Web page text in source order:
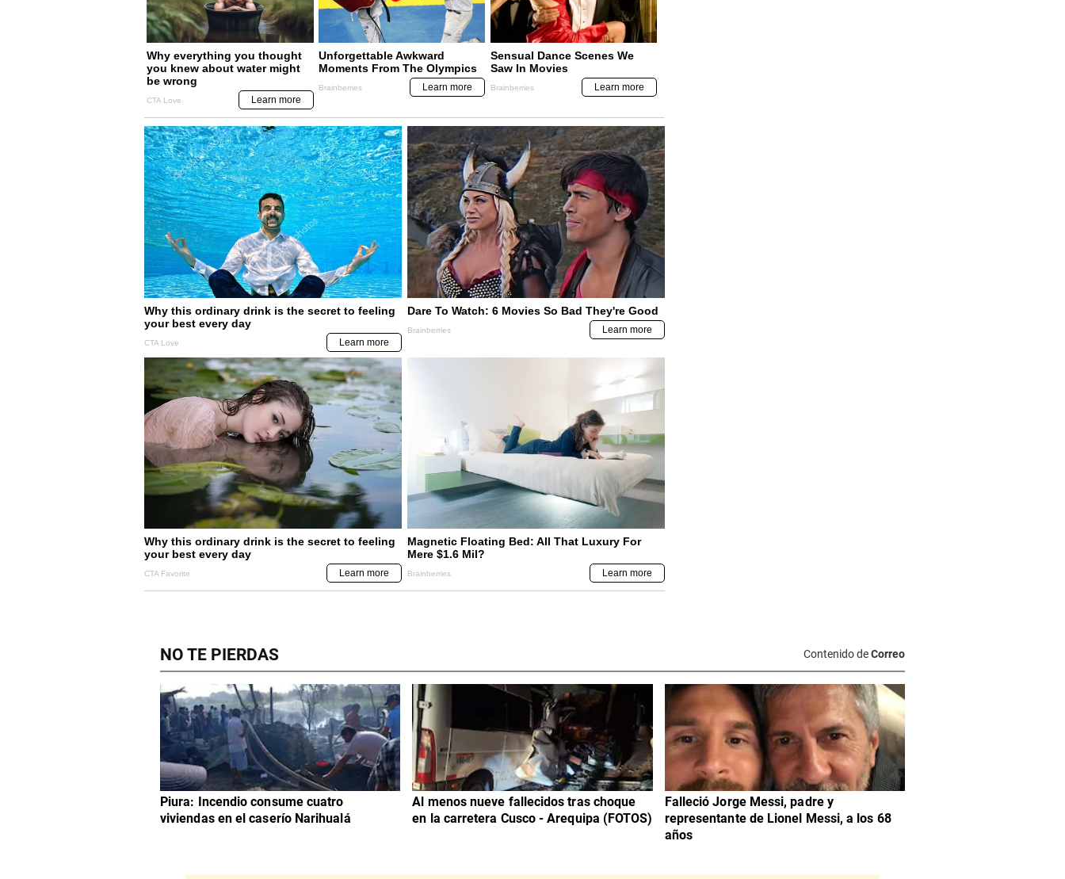
NO TE PIERDAS Contenido deCorreo
Piura: Incendio consume cuatro
viviendas en el caserío Narihualá
Al menos nueve fallecidos tras choque
en la carretera Cusco - Arequipa (FOTOS)
Falleció Jorge Messi, padre y
representante de Lionel Messi, a los 68
años